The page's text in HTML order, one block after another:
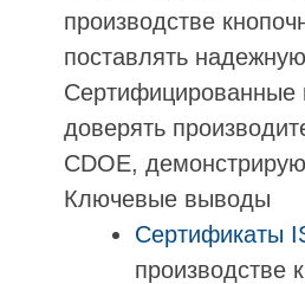
производстве
поставлять
Сертифицированные
доверять
CDOE,
Ключевые выводы
Сертификаты
производстве